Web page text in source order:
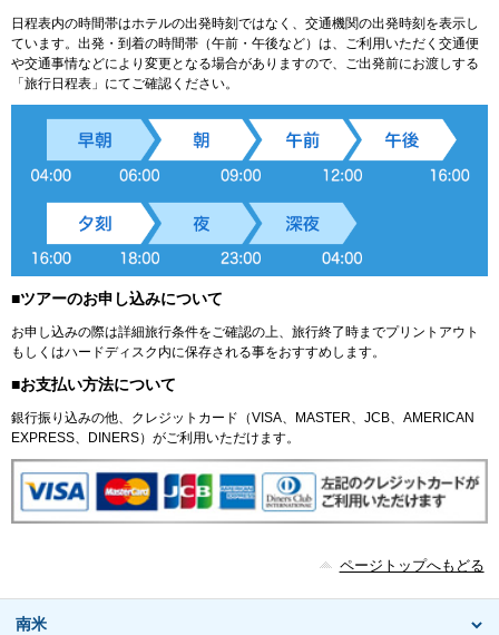
日程表内の時間帯はホテルの出発時刻ではなく、交通機関の出発時刻を表示し
ています。出発・到着の時間帯（午前・午後など）は、ご利用いただく交通便
や交通事情などにより変更となる場合がありますので、ご出発前にお渡しする
「旅行日程表」にてご確認ください。
■ツアーのお申し込みについて
お申し込みの際は詳細旅行条件をご確認の上、旅行終了時までプリントアウト
もしくはハードディスク内に保存される事をおすすめします。
■お支払い方法について
銀行振り込みの他、クレジットカード（VISA、MASTER、JCB、AMERICAN
EXPRESS、DINERS）がご利用いただけます。
ページトップへもどる
南米